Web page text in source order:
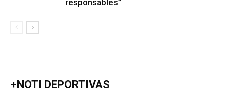
responsables”
+NOTI DEPORTIVAS